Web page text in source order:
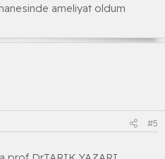
ameliyat oldum
#5